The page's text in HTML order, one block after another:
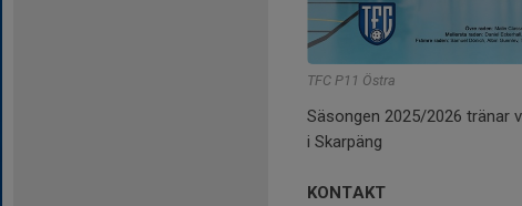
TFC P11 Östra
Säsongen 2025/2026 tränar
i Skarpäng
KONTAKT